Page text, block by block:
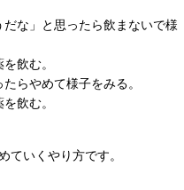
だな」と思ったら飲まないで様
飲む。
らやめて様子をみる。
飲む。
ていくやり方です。